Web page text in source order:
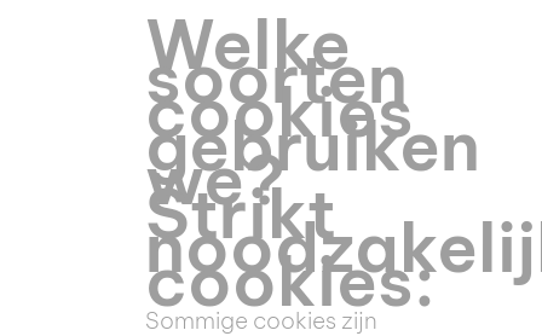
Welke
soorten
cookies
gebruiken
we?
Strikt
cookies:
Sommige cookies zijn